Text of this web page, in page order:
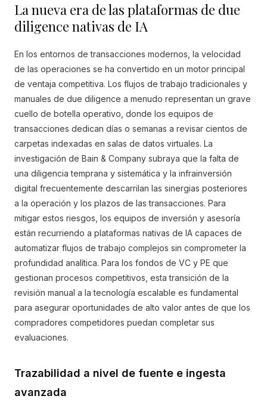
La nueva era de las plataformas de due
diligence nativas de IA
En los entornos de transacciones modernos, la velocidad
de las operaciones se ha convertido en un motor principal
de ventaja competitiva. Los flujos de trabajo tradicionales y
manuales de due diligence a menudo representan un grave
cuello de botella operativo, donde los equipos de
transacciones dedican días o semanas a revisar cientos de
carpetas indexadas en salas de datos virtuales. La
investigación de Bain & Company subraya que la falta de
una diligencia temprana y sistemática y la infrainversión
digital frecuentemente descarrilan las sinergias posteriores
a la operación y los plazos de las transacciones. Para
mitigar estos riesgos, los equipos de inversión y asesoría
están recurriendo a plataformas nativas de IA capaces de
automatizar flujos de trabajo complejos sin comprometer la
profundidad analítica. Para los fondos de VC y PE que
gestionan procesos competitivos, esta transición de la
revisión manual a la tecnología escalable es fundamental
para asegurar oportunidades de alto valor antes de que los
compradores competidores puedan completar sus
evaluaciones.
Trazabilidad a nivel de fuente e ingesta
avanzada